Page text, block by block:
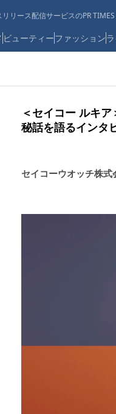
リース配信サービスのPR TIMES
ビューティーファッション
＜セイコー ルキ
秘話を語るインタ
セイコーウオッチ株式